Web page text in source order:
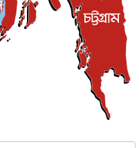
এনওয়াইপিডির উচ্চপদস্থ কর্মকর্তা
৬ আগস্ট, ২০২৬
জুলাই স্মৃতি জাদুঘর
৬ আগস্ট, ২০২৬
৬ আগস্ট, ২০২৬
সবাই প্রতিযোগিতায় নেমেছে :